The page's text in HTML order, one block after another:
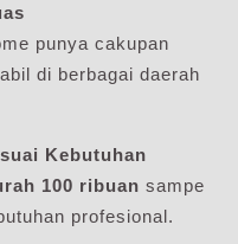
punya cakupan
di berbagai daerah
Kebutuhan
100 ribuan sampe
profesional.